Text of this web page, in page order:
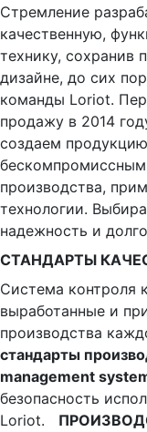
Стремление
качественную,
технику, сохранив
дизайне, до сих
команды Loriot.
продажу в 2014
создаем
производства,
технологии.
надежность и
СТАНДАРТЫ
Система контроля
выработанные и
производства
стандарты
management
безопасность
Loriot.